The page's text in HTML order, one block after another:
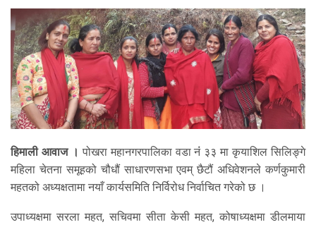
हिमाली आवाज । पोखरा महानगरपालिका वडा नंं ३३ मा कृयाशिल सिलिङ्गे
महिला चेतना समूहको चौधौं साधारणसभा एवम् छैटौं अधिवेशनले कर्णकुमारी
महतको अध्यक्षतामा नयाँ कार्यसमिति निर्विरोध निर्वाचित गरेको छ ।
उपाध्यक्षमा सरला महत, सचिवमा सीता केसी महत, कोषाध्यक्षमा डीलमाया